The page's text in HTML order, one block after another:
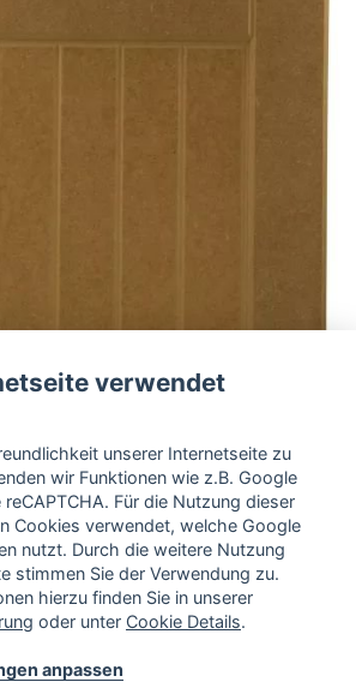
34000 STYLE
verwendet
unserer Internetseite zu
wir Funktionen wie z.B. Google
Für die Nutzung dieser
Cookies verwendet, welche Google
nutzt. Durch die weitere Nutzung
stimmen Sie der Verwendung zu.
hierzu finden Sie in unserer
oder unter Cookie Details.
anpassen